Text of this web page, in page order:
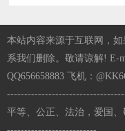
本站内容来源于互联网，
系我们删除。敬请谅解! E-
QQ656658883 飞机：
平等、公正、法治，爱国